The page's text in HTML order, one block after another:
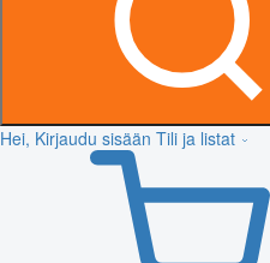
Hei, Kirjaudu sisään Tili ja listat